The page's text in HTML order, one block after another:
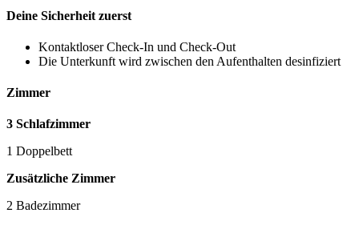
Deine Sicherheit zuerst
Kontaktloser Check-In und Check-Out
Die Unterkunft wird zwischen den Aufenthalten desinfiziert
Zimmer
3 Schlafzimmer
1 Doppelbett
Zusätzliche Zimmer
2 Badezimmer